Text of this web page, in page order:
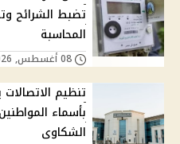
تضبط الشرائح
المحاسبة
تنظيم
بأسماء
الشكاوى